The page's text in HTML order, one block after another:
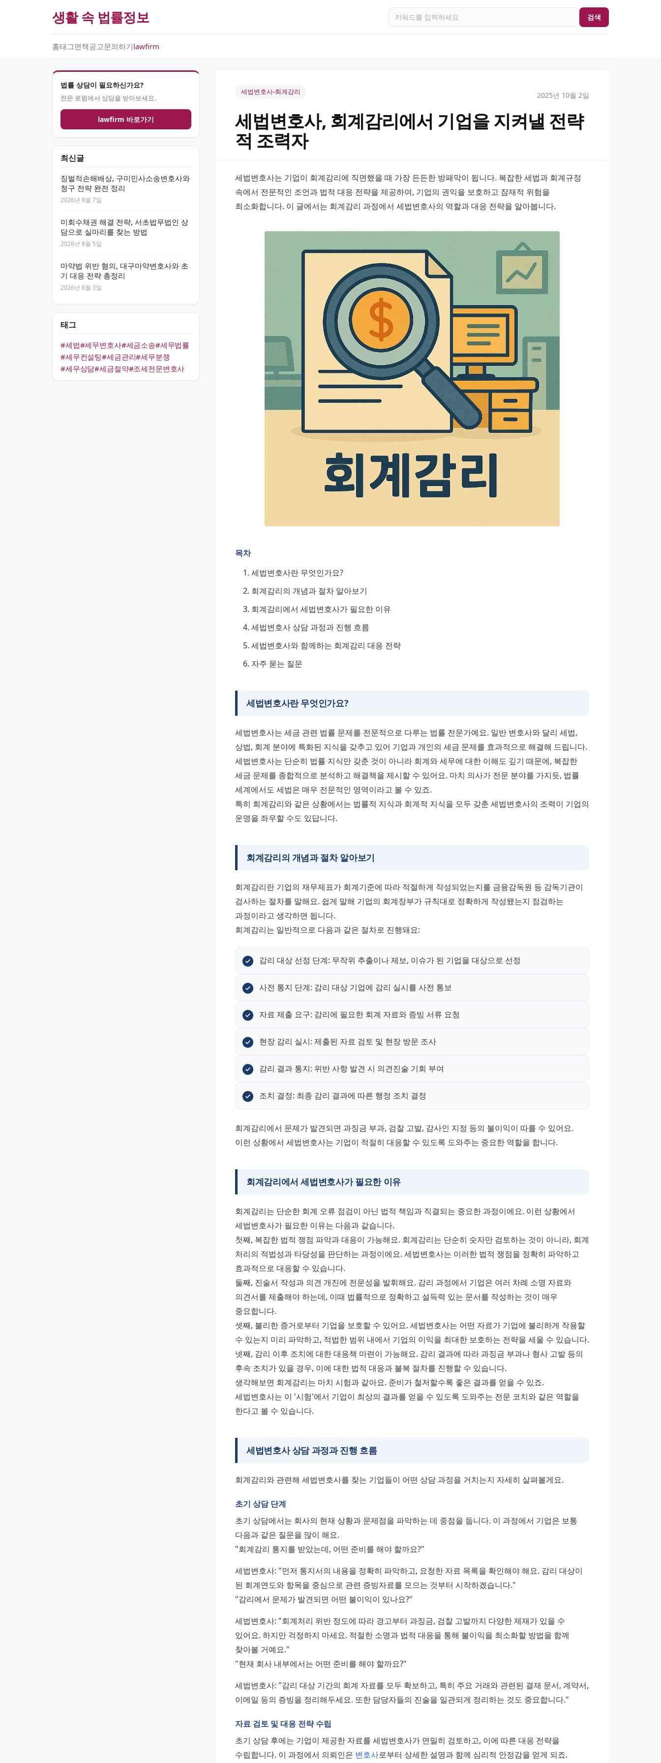
생활 속 법률정보 검색
홈태그면책공고문의하기lawfirm
법률 상담이 필요하신가요?
전문 로펌에서 상담을 받아보세요.
lawfirm 바로가기
최신글
징벌적손해배상, 구미민사소송변호사와
청구 전략 완전 정리
2026년 8월 7일
미회수채권 해결 전략, 서초법무법인 상
담으로 실마리를 찾는 방법
2026년 8월 5일
마약법 위반 혐의, 대구마약변호사와 초
기 대응 전략 총정리
2026년 8월 3일
태그
#세법#세무변호사#세금소송#세무법률
#세무컨설팅#세금관리#세무분쟁
#세무상담#세금절약#조세전문변호사
세법변호사-회계감리 2025년 10월 2일
세법변호사, 회계감리에서 기업을 지켜낼 전략
적 조력자
세법변호사는 기업이 회계감리에 직면했을 때 가장 든든한 방패막이 됩니다. 복잡한 세법과 회계규정
속에서 전문적인 조언과 법적 대응 전략을 제공하여, 기업의 권익을 보호하고 잠재적 위험을
최소화합니다. 이 글에서는 회계감리 과정에서 세법변호사의 역할과 대응 전략을 알아봅니다.
목차
세법변호사란 무엇인가요?
회계감리의 개념과 절차 알아보기
회계감리에서 세법변호사가 필요한 이유
세법변호사 상담 과정과 진행 흐름
세법변호사와 함께하는 회계감리 대응 전략
자주 묻는 질문
세법변호사란 무엇인가요?
세법변호사는 세금 관련 법률 문제를 전문적으로 다루는 법률 전문가예요. 일반 변호사와 달리 세법,
상법, 회계 분야에 특화된 지식을 갖추고 있어 기업과 개인의 세금 문제를 효과적으로 해결해 드립니다.
세법변호사는 단순히 법률 지식만 갖춘 것이 아니라 회계와 세무에 대한 이해도 깊기 때문에, 복잡한
세금 문제를 종합적으로 분석하고 해결책을 제시할 수 있어요. 마치 의사가 전문 분야를 가지듯, 법률
세계에서도 세법은 매우 전문적인 영역이라고 볼 수 있죠.
특히 회계감리와 같은 상황에서는 법률적 지식과 회계적 지식을 모두 갖춘 세법변호사의 조력이 기업의
운명을 좌우할 수도 있답니다.
회계감리의 개념과 절차 알아보기
회계감리란 기업의 재무제표가 회계기준에 따라 적절하게 작성되었는지를 금융감독원 등 감독기관이
검사하는 절차를 말해요. 쉽게 말해 기업의 회계장부가 규칙대로 정확하게 작성됐는지 점검하는
과정이라고 생각하면 됩니다.
회계감리는 일반적으로 다음과 같은 절차로 진행돼요:
감리 대상 선정 단계: 무작위 추출이나 제보, 이슈가 된 기업을 대상으로 선정
사전 통지 단계: 감리 대상 기업에 감리 실시를 사전 통보
자료 제출 요구: 감리에 필요한 회계 자료와 증빙 서류 요청
현장 감리 실시: 제출된 자료 검토 및 현장 방문 조사
감리 결과 통지: 위반 사항 발견 시 의견진술 기회 부여
조치 결정: 최종 감리 결과에 따른 행정 조치 결정
회계감리에서 문제가 발견되면 과징금 부과, 검찰 고발, 감사인 지정 등의 불이익이 따를 수 있어요.
이런 상황에서 세법변호사는 기업이 적절히 대응할 수 있도록 도와주는 중요한 역할을 합니다.
회계감리에서 세법변호사가 필요한 이유
회계감리는 단순한 회계 오류 점검이 아닌 법적 책임과 직결되는 중요한 과정이에요. 이런 상황에서
세법변호사가 필요한 이유는 다음과 같습니다.
첫째, 복잡한 법적 쟁점 파악과 대응이 가능해요. 회계감리는 단순히 숫자만 검토하는 것이 아니라, 회계
처리의 적법성과 타당성을 판단하는 과정이에요. 세법변호사는 이러한 법적 쟁점을 정확히 파악하고
효과적으로 대응할 수 있습니다.
둘째, 진술서 작성과 의견 개진에 전문성을 발휘해요. 감리 과정에서 기업은 여러 차례 소명 자료와
의견서를 제출해야 하는데, 이때 법률적으로 정확하고 설득력 있는 문서를 작성하는 것이 매우
중요합니다.
셋째, 불리한 증거로부터 기업을 보호할 수 있어요. 세법변호사는 어떤 자료가 기업에 불리하게 작용할
넷째, 감리 이후 조치에 대한 대응책 마련이 가능해요. 감리 결과에 따라 과징금 부과나 형사 고발 등의
후속 조치가 있을 경우, 이에 대한 법적 대응과 불복 절차를 진행할 수 있습니다.
생각해보면 회계감리는 마치 시험과 같아요. 준비가 철저할수록 좋은 결과를 얻을 수 있죠.
세법변호사는 이 '시험'에서 기업이 최상의 결과를 얻을 수 있도록 도와주는 전문 코치와 같은 역할을
한다고 볼 수 있습니다.
세법변호사 상담 과정과 진행 흐름
회계감리와 관련해 세법변호사를 찾는 기업들이 어떤 상담 과정을 거치는지 자세히 살펴볼게요.
초기 상담 단계
초기 상담에서는 회사의 현재 상황과 문제점을 파악하는 데 중점을 둡니다. 이 과정에서 기업은 보통
다음과 같은 질문을 많이 해요.
"회계감리 통지를 받았는데, 어떤 준비를 해야 할까요?"
세법변호사: "먼저 통지서의 내용을 정확히 파악하고, 요청한 자료 목록을 확인해야 해요. 감리 대상이
된 회계연도와 항목을 중심으로 관련 증빙자료를 모으는 것부터 시작하겠습니다."
"감리에서 문제가 발견되면 어떤 불이익이 있나요?"
세법변호사: "회계처리 위반 정도에 따라 경고부터 과징금, 검찰 고발까지 다양한 제재가 있을 수
있어요. 하지만 걱정하지 마세요. 적절한 소명과 법적 대응을 통해 불이익을 최소화할 방법을 함께
찾아볼 거예요."
"현재 회사 내부에서는 어떤 준비를 해야 할까요?"
세법변호사: "감리 대상 기간의 회계 자료를 모두 확보하고, 특히 주요 거래와 관련된 결재 문서, 계약서,
이메일 등의 증빙을 정리해두세요. 또한 담당자들의 진술을 일관되게 정리하는 것도 중요합니다."
자료 검토 및 대응 전략 수립
초기 상담 후에는 기업이 제공한 자료를 세법변호사가 면밀히 검토하고, 이에 따른 대응 전략을
수립합니다. 이 과정에서 의뢰인은 변호사로부터 상세한 설명과 함께 심리적 안정감을 얻게 되죠.